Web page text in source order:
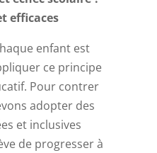
efficaces
enfant est
ce principe
Pour contrer
adopter des
et inclusives
de progresser à